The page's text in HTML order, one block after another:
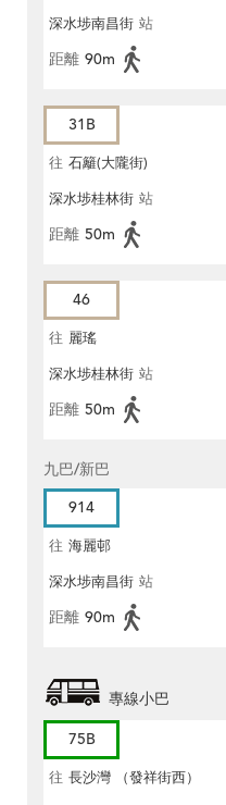
深水埗南昌街 站
距離 90m
31B
往 石籬(大隴街)
深水埗桂林街 站
距離 50m
46
往 麗瑤
深水埗桂林街 站
距離 50m
九巴/新巴
914
往 海麗邨
深水埗南昌街 站
距離 90m
專線小巴
75B
往 長沙灣 （發祥街西）